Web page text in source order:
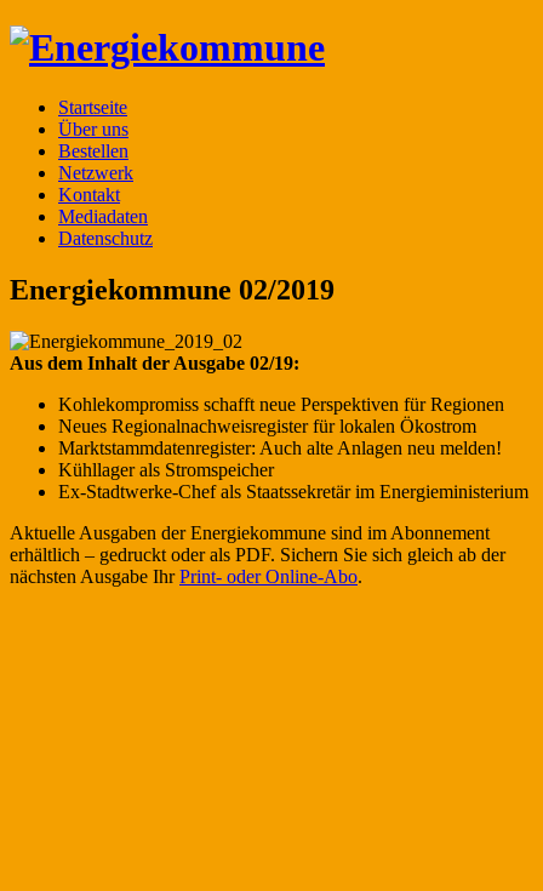
Startseite
Über uns
Bestellen
Netzwerk
Kontakt
Mediadaten
Datenschutz
Energiekommune 02/2019
Aus dem Inhalt der Ausgabe 02/19:
Kohlekompromiss schafft neue Perspektiven für Regionen
Neues Regionalnachweisregister für lokalen Ökostrom
Marktstammdatenregister: Auch alte Anlagen neu melden!
Kühllager als Stromspeicher
Ex-Stadtwerke-Chef als Staatssekretär im Energieministerium
Aktuelle Ausgaben der Energiekommune sind im Abonnement
erhältlich – gedruckt oder als PDF. Sichern Sie sich gleich ab der
nächsten Ausgabe IhrPrint- oder Online-Abo.